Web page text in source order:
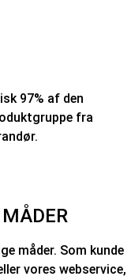
97% af den
fra
måder. Som kunde
vores webservice,